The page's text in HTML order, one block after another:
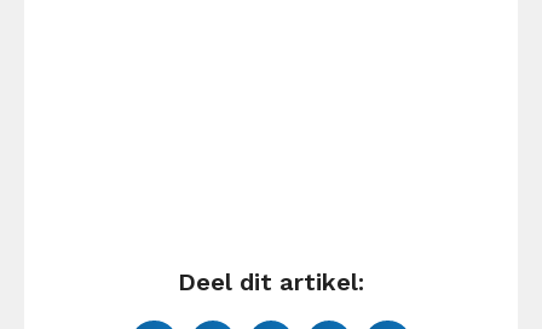
Deel dit artikel: